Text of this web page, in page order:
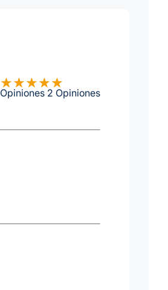
Opiniones 2 Opiniones